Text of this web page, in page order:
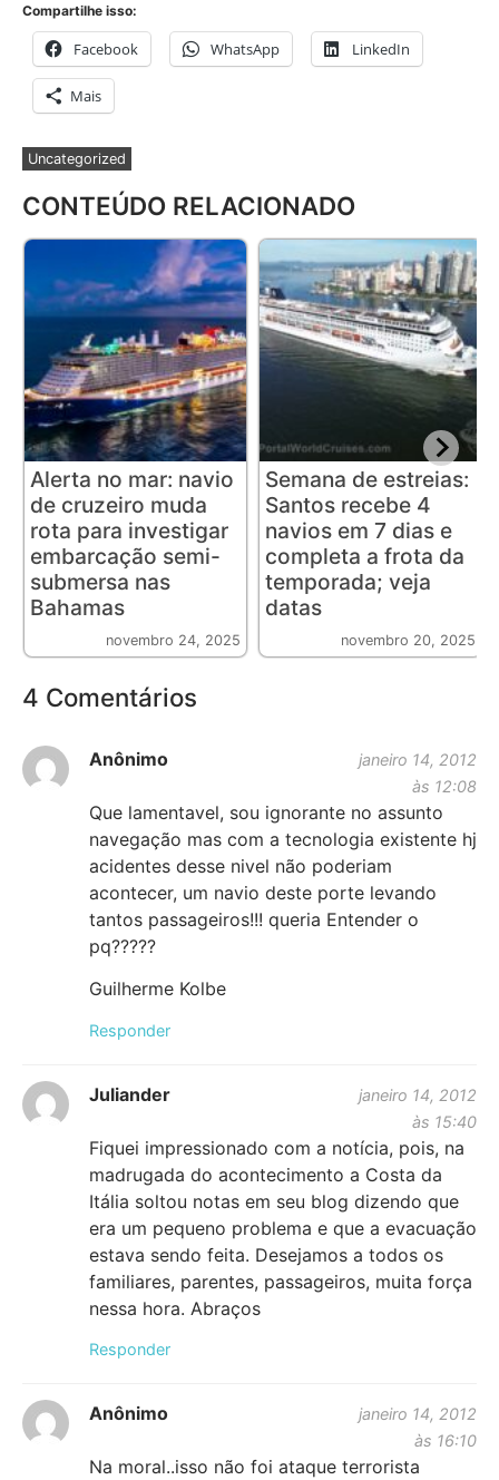
Compartilhe isso:
Facebook WhatsApp LinkedIn
Mais
Uncategorized
CONTEÚDO RELACIONADO
Alerta no mar: navio
de cruzeiro muda
rota para investigar
embarcação semi-
submersa nas
Bahamas
novembro 24, 2025
Semana de estreias:
Santos recebe 4
navios em 7 dias e
completa a frota da
temporada; veja
datas
novembro 20, 2025
4 Comentários
Anônimo
janeiro 14, 2012
às 12:08
Que lamentavel, sou ignorante no assunto
navegação mas com a tecnologia existente hj
acidentes desse nivel não poderiam
acontecer, um navio deste porte levando
tantos passageiros!!! queria Entender o
pq?????
Guilherme Kolbe
Responder
Juliander
janeiro 14, 2012
às 15:40
Fiquei impressionado com a notícia, pois, na
madrugada do acontecimento a Costa da
Itália soltou notas em seu blog dizendo que
era um pequeno problema e que a evacuação
estava sendo feita. Desejamos a todos os
familiares, parentes, passageiros, muita força
nessa hora. Abraços
Responder
Anônimo
janeiro 14, 2012
às 16:10
Na moral..isso não foi ataque terrorista